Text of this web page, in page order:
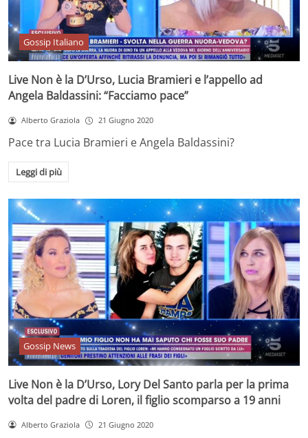
Gossip Italiano
Live Non è la D’Urso, Lucia Bramieri e l’appello ad
Angela Baldassini: “Facciamo pace”
Alberto Graziola 21 Giugno 2020
Pace tra Lucia Bramieri e Angela Baldassini?
Leggi di più
Gossip News
Live Non è la D’Urso, Lory Del Santo parla per la prima
volta del padre di Loren, il figlio scomparso a 19 anni
Alberto Graziola 21 Giugno 2020